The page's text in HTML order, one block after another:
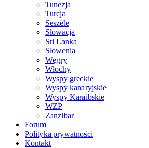
Tunezja
Turcja
Seszele
Słowacja
Sri Lanka
Słowenia
Węgry
Włochy
Wyspy greckie
Wyspy kanaryjskie
Wyspy Karaibskie
WZP
Zanzibar
Forum
Polityka prywatności
Kontakt